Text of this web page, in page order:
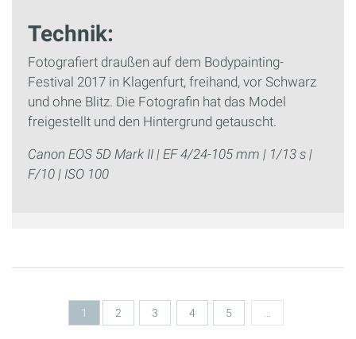
Technik:
Fotografiert draußen auf dem Bodypainting-
Festival 2017 in Klagenfurt, freihand, vor Schwarz
und ohne Blitz. Die Fotografin hat das Model
freigestellt und den Hintergrund getauscht.
Canon EOS 5D Mark II | EF 4/24-105 mm | 1/13 s |
F/10 | ISO 100
Seiten
1 2 3 4 5